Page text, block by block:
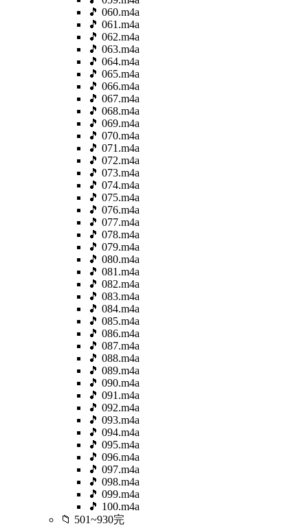
🎵 060.m4a
🎵 061.m4a
🎵 062.m4a
🎵 063.m4a
🎵 064.m4a
🎵 065.m4a
🎵 066.m4a
🎵 067.m4a
🎵 068.m4a
🎵 069.m4a
🎵 070.m4a
🎵 071.m4a
🎵 072.m4a
🎵 073.m4a
🎵 074.m4a
🎵 075.m4a
🎵 076.m4a
🎵 077.m4a
🎵 078.m4a
🎵 079.m4a
🎵 080.m4a
🎵 081.m4a
🎵 082.m4a
🎵 083.m4a
🎵 084.m4a
🎵 085.m4a
🎵 086.m4a
🎵 087.m4a
🎵 088.m4a
🎵 089.m4a
🎵 090.m4a
🎵 091.m4a
🎵 092.m4a
🎵 093.m4a
🎵 094.m4a
🎵 095.m4a
🎵 096.m4a
🎵 097.m4a
🎵 098.m4a
🎵 099.m4a
🎵 100.m4a
📁 501~930完